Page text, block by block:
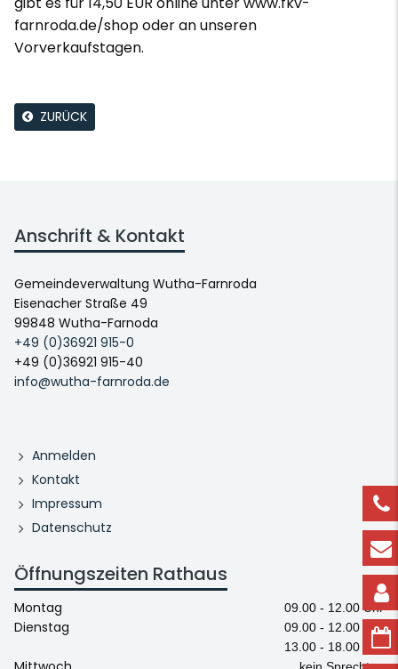
farnroda.de/shop oder an unseren
Vorverkaufstagen.
ZURÜCK
Anschrift & Kontakt
Gemeindeverwaltung Wutha-Farnroda
Eisenacher Straße 49
99848 Wutha-Farnoda
+49 (0)36921 915-0
+49 (0)36921 915-40
info@wutha-farnroda.de
Anmelden
Kontakt
Impressum
Datenschutz
Öffnungszeiten Rathaus
Montag 09.00 - 12.00 Uhr
Dienstag
09.00 - 12.00 Uhr
13.00 - 18.00 Uhr
kein Sprechtag